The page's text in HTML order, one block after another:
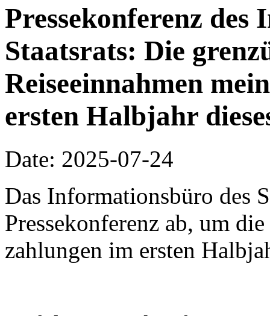
Pressekonferenz des
Staatsrats: Die
Reiseeinnahmen
ersten Halbjahr
Date: 2025-07-24
Das Informationsbüro des
Pressekonferenz ab, um
zahlungen im ersten